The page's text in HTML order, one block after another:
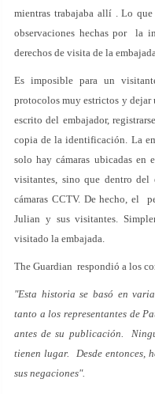
mientras trabajaba allí . Lo
observaciones hechas por la
derechos de visita de la
Es imposible para un
protocolos muy estrictos y
escrito del embajador,
copia de la identificación. La
solo hay cámaras ubicadas en
visitantes, sino que dentro del
cámaras CCTV. De hecho, el
Julian y sus visitantes.
visitado la embajada.
The Guardian respondió a los
"Esta historia se basó en
tanto a los representantes de
antes de su publicación.
tienen lugar. Desde entonces,
sus negaciones".